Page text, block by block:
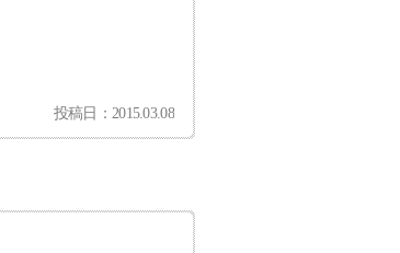
投稿日：2015.03.08